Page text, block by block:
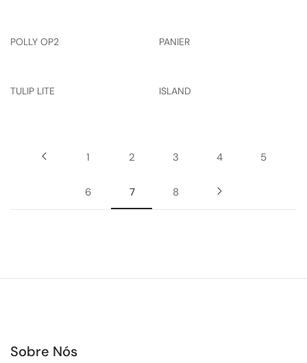
POLLY OP2 PANIER
TULIP LITE ISLAND
1 2 3 4 5
6 7 8
Sobre Nós